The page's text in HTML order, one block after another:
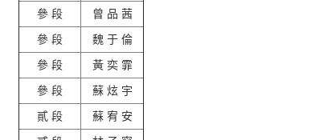
參 段 曾 品 茜
參 段 魏 于 倫
參 段 黃 奕 霏
參 段 蘇 炫 宇
貳 段 蘇 宥 安